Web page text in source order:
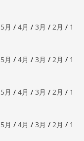
5月 / 4月 / 3月 / 2月 / 1
5月 / 4月 / 3月 / 2月 / 1
5月 / 4月 / 3月 / 2月 / 1
5月 / 4月 / 3月 / 2月 / 1